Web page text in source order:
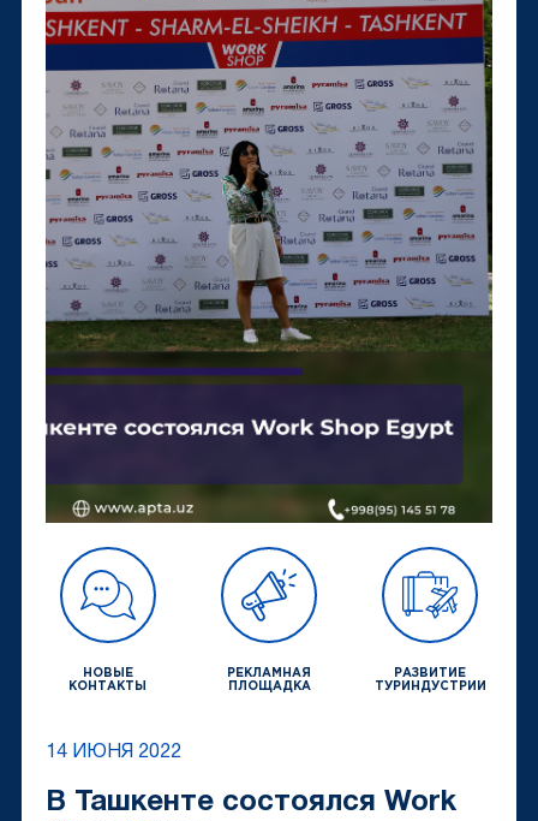
НОВЫЕ
КОНТАКТЫ
РЕКЛАМНАЯ
ПЛОЩАДКА
РАЗВИТИЕ
ТУРИНДУСТРИИ
14 ИЮНЯ 2022
В Ташкенте состоялся Work